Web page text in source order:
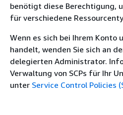
benötigt diese Berechtigung,
für verschiedene
Wenn es sich bei Ihrem Konto
handelt, wenden Sie sich an
delegierten Administrator.
Verwaltung von SCPs für Ihr
unter Service Control Policies